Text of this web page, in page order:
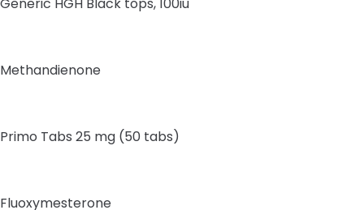
Generic HGH Black tops, 100iu
Methandienone
Primo Tabs 25 mg (50 tabs)
Fluoxymesterone